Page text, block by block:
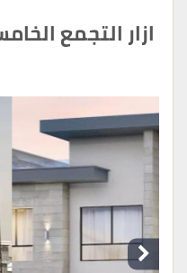
ازار التجمع